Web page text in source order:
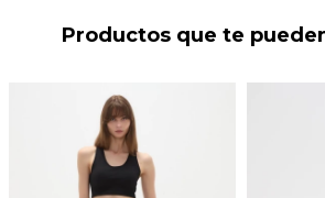
Productos que te